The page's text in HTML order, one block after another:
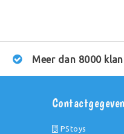
Meer dan 8000
PStoys